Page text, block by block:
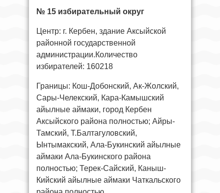
№ 15 избирательный округ
Центр: г. Кербен, здание Аксыйской
районной государственной
администрации.Количество
избирателей: 160218
Границы: Кош-Добонский, Ак-Жолский,
Сары-Челекский, Кара-Камышский
айылные аймаки, город Кербен
Аксыйского района полностью; Айры-
Тамский, Т.Балтагуловский,
Ынтымакский, Ала-Букинский айылные
аймаки Ала-Букинского района
полностью; Терек-Сайский, Каныш-
Кийский айылные аймаки Чаткальского